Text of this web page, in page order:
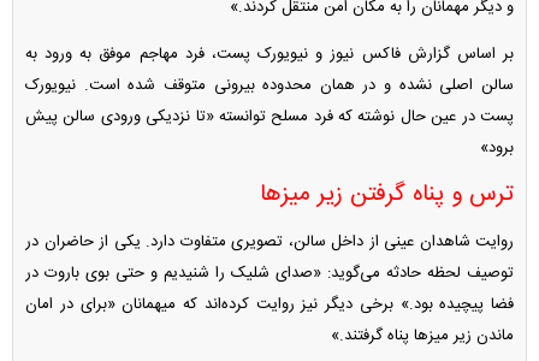
و دیگر مهمانان را به مکان امن منتقل کردند.»
بر اساس گزارش فاکس نیوز و نیویورک پست، فرد مهاجم موفق به ورود به
سالن اصلی نشده و در همان محدوده بیرونی متوقف شده است. نیویورک
پست در عین حال نوشته که فرد مسلح توانسته «تا نزدیکی ورودی سالن پیش
برود»
ترس و پناه گرفتن زیر میز‌ها
روایت شاهدان عینی از داخل سالن، تصویری متفاوت دارد. یکی از حاضران در
توصیف لحظه حادثه می‌گوید: «صدای شلیک را شنیدیم و حتی بوی باروت در
فضا پیچیده بود.» برخی دیگر نیز روایت کرده‌اند که میهمانان «برای در امان
ماندن زیر میز‌ها پناه گرفتند.»